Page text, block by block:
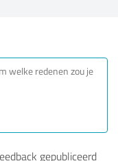
gepubliceerd